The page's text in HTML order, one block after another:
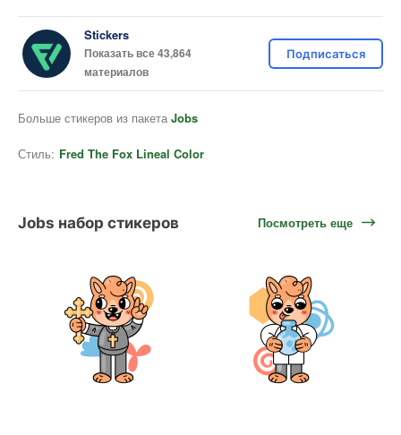
Stickers
Показать все 43,864
материалов
Подписаться
Больше стикеров из пакета Jobs
Стиль: Fred The Fox Lineal Color
Jobs набор стикеров Посмотреть еще